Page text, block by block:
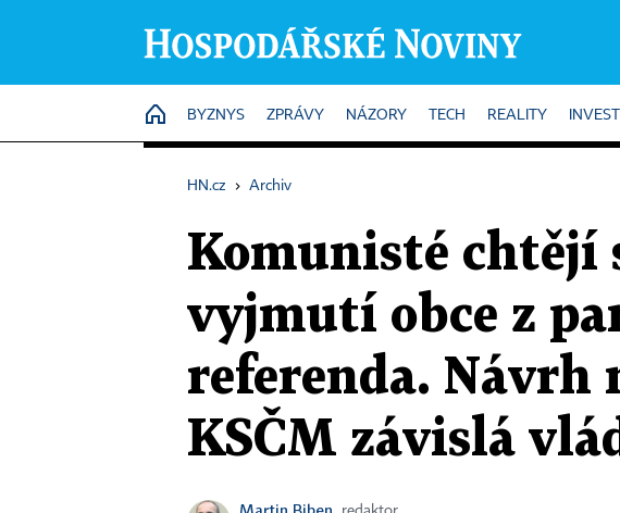
HOME
BYZNYS ZPRÁVY NÁZORY TECH REALITY
HN.cz › Archiv
Komunisté chtějí
vyjmutí obce z
referenda. Návrh
KSČM závislá
Martin Biben